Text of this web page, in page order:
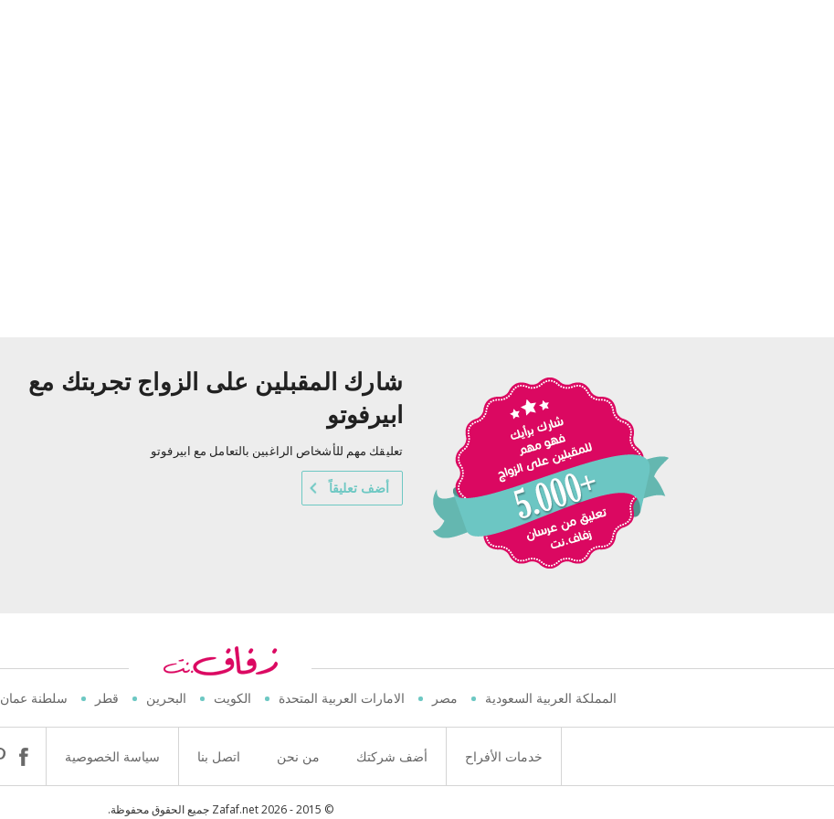
شارك المقبلين على الزواج تجربتك مع
ابيرفوتو
تعليقك مهم للأشخاص الراغبين بالتعامل مع ابيرفوتو
أضف تعليقاً
المملكة العربية السعودية مصر الامارات العربية المتحدة الكويت البحرين قطر سلطنة عمان
خدمات الأفراح أضف شركتك من نحن اتصل بنا سياسة الخصوصية
© 2015 - 2026 Zafaf.net جميع الحقوق محفوظة.